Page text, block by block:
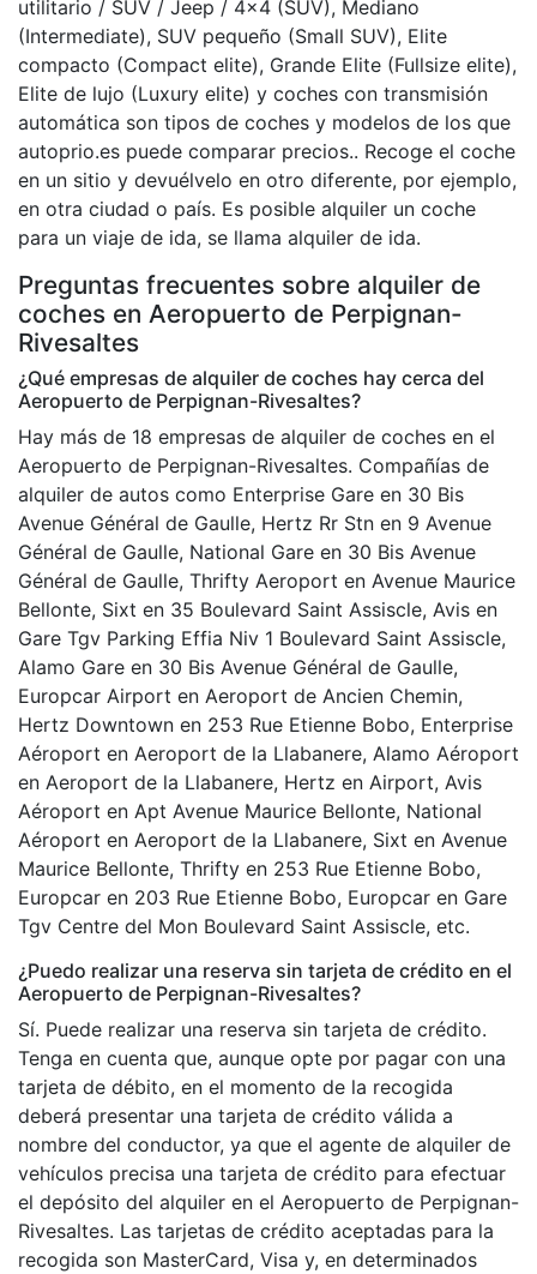
utilitario / SUV / Jeep / 4×4 (SUV), Mediano
(Intermediate), SUV pequeño (Small SUV), Elite
compacto (Compact elite), Grande Elite (Fullsize elite),
Elite de lujo (Luxury elite) y coches con transmisión
automática son tipos de coches y modelos de los que
autoprio.es puede comparar precios.. Recoge el coche
en un sitio y devuélvelo en otro diferente, por ejemplo,
en otra ciudad o país. Es posible alquiler un coche
para un viaje de ida, se llama alquiler de ida.
Preguntas frecuentes sobre alquiler de
coches en Aeropuerto de Perpignan-
Rivesaltes
¿Qué empresas de alquiler de coches hay cerca del
Aeropuerto de Perpignan-Rivesaltes?
Hay más de 18 empresas de alquiler de coches en el
Aeropuerto de Perpignan-Rivesaltes. Compañías de
alquiler de autos como Enterprise Gare en 30 Bis
Avenue Général de Gaulle, Hertz Rr Stn en 9 Avenue
Général de Gaulle, National Gare en 30 Bis Avenue
Général de Gaulle, Thrifty Aeroport en Avenue Maurice
Bellonte, Sixt en 35 Boulevard Saint Assiscle, Avis en
Gare Tgv Parking Effia Niv 1 Boulevard Saint Assiscle,
Alamo Gare en 30 Bis Avenue Général de Gaulle,
Europcar Airport en Aeroport de Ancien Chemin,
Hertz Downtown en 253 Rue Etienne Bobo, Enterprise
Aéroport en Aeroport de la Llabanere, Alamo Aéroport
en Aeroport de la Llabanere, Hertz en Airport, Avis
Aéroport en Apt Avenue Maurice Bellonte, National
Aéroport en Aeroport de la Llabanere, Sixt en Avenue
Maurice Bellonte, Thrifty en 253 Rue Etienne Bobo,
Europcar en 203 Rue Etienne Bobo, Europcar en Gare
Tgv Centre del Mon Boulevard Saint Assiscle, etc.
¿Puedo realizar una reserva sin tarjeta de crédito en el
Aeropuerto de Perpignan-Rivesaltes?
Sí. Puede realizar una reserva sin tarjeta de crédito.
Tenga en cuenta que, aunque opte por pagar con una
tarjeta de débito, en el momento de la recogida
deberá presentar una tarjeta de crédito válida a
nombre del conductor, ya que el agente de alquiler de
vehículos precisa una tarjeta de crédito para efectuar
el depósito del alquiler en el Aeropuerto de Perpignan-
Rivesaltes. Las tarjetas de crédito aceptadas para la
recogida son MasterCard, Visa y, en determinados